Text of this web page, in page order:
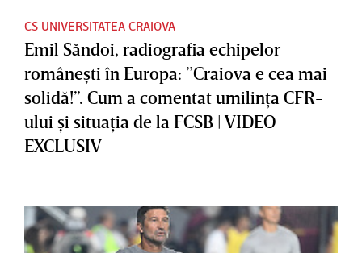
CS UNIVERSITATEA CRAIOVA
Emil Săndoi, radiografia echipelor
româneşti în Europa: ”Craiova e cea mai
solidă!”. Cum a comentat umilinţa CFR-
ului şi situaţia de la FCSB | VIDEO
EXCLUSIV